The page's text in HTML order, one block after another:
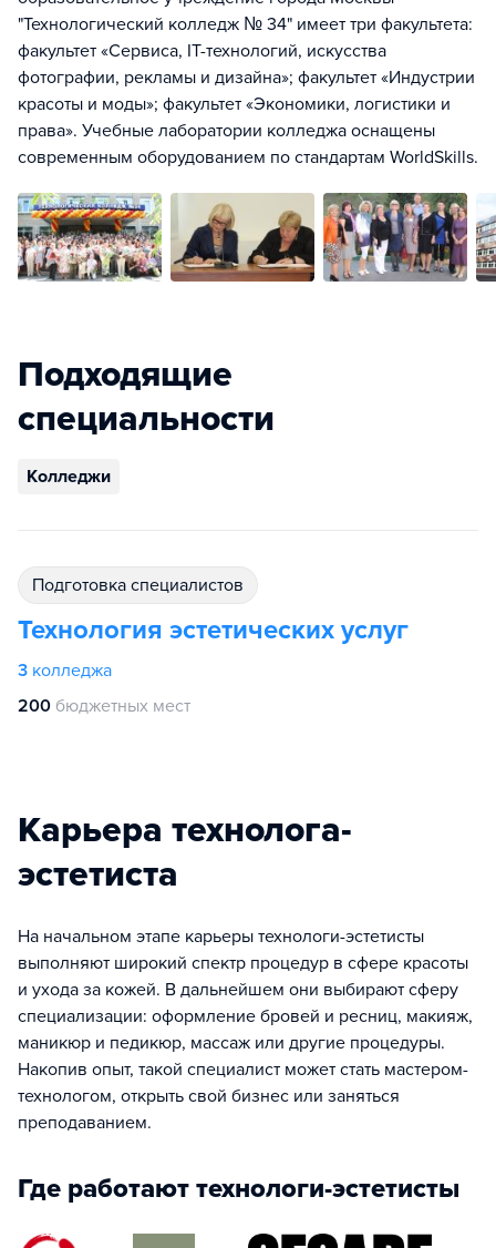
"Технологический колледж № 34" имеет три факультета:
факультет «Сервиса, IT-технологий, искусства
фотографии, рекламы и дизайна»; факультет «Индустрии
красоты и моды»; факультет «Экономики, логистики и
права». Учебные лаборатории колледжа оснащены
современным оборудованием по стандартам WorldSkills.
Подходящие
специальности
Колледжи
подготовка специалистов
Технология эстетических услуг
3 колледжа
200 бюджетных мест
Карьера технолога-
эстетиста
На начальном этапе карьеры технологи-эстетисты
выполняют широкий спектр процедур в сфере красоты
и ухода за кожей. В дальнейшем они выбирают сферу
специализации: оформление бровей и ресниц, макияж,
маникюр и педикюр, массаж или другие процедуры.
Накопив опыт, такой специалист может стать мастером-
технологом, открыть свой бизнес или заняться
преподаванием.
Где работают технологи-эстетисты